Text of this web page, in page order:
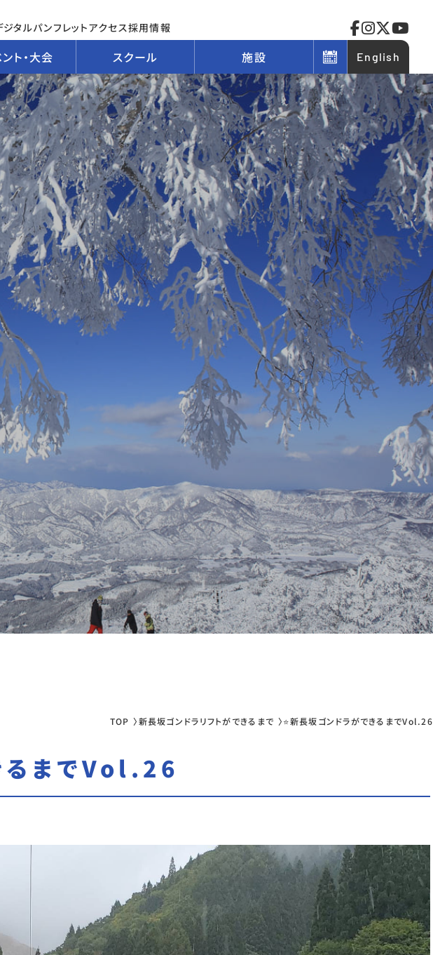
ト・大会 スクール 施設 English
ジタルパンフレットアクセス採用情報
TOP 新長坂ゴンドラリフトができるまで ⭐新長坂ゴンドラができるまでVol.26
るまでVol.26